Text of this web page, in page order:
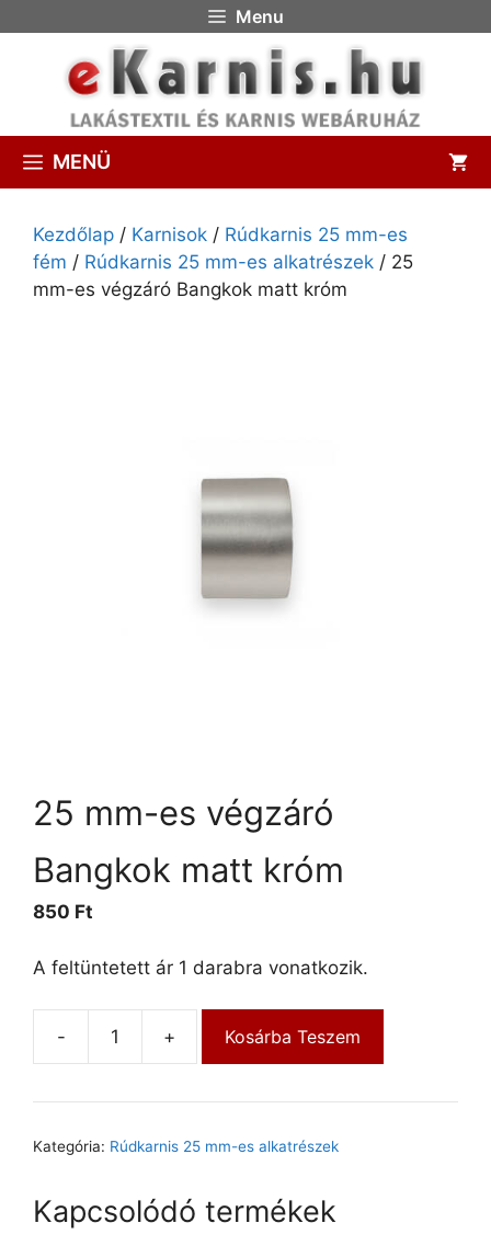
Menu
MENÜ
Kezdőlap / Karnisok / Rúdkarnis 25 mm-es
fém / Rúdkarnis 25 mm-es alkatrészek / 25
mm-es végzáró Bangkok matt króm
25 mm-es végzáró
Bangkok matt króm
850 Ft
A feltüntetett ár 1 darabra vonatkozik.
- + Kosárba Teszem
Kategória: Rúdkarnis 25 mm-es alkatrészek
Kapcsolódó termékek